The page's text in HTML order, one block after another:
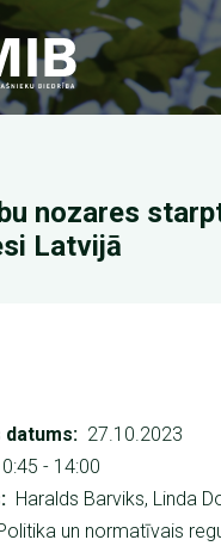
nozares
Latvijā
datums
27.10.2023
- 14:00
Haralds Barviks, Linda
un normatīvais